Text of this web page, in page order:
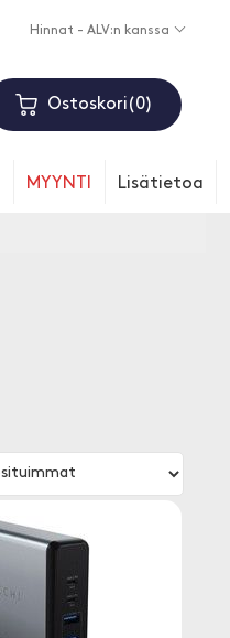
Hinnat - ALV:n kanssa
Ostoskori 0
MYYNTI Lisätietoa